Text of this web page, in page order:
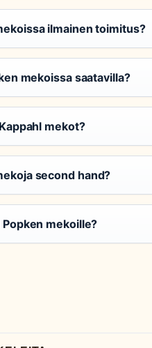
ilmainen toimitus?
mekoissa saatavilla?
mekot?
second hand?
mekoille?